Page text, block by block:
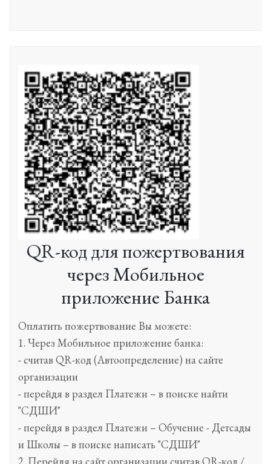
QR-код для пожертвования
через Мобильное
приложение Банка
Оплатить пожертвование Вы можете:
1. Через Мобильное приложение банка:
- считав QR-код (Автоопределение) на сайте
организации
- перейдя в раздел Платежи – в поиске найти
"СДШИ"
- перейдя в раздел Платежи – Обучение - Детсады
и Школы – в поиске написать "СДШИ"